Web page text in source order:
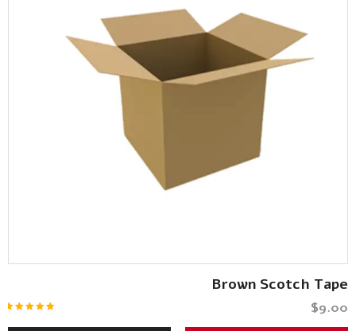
Brown Scotch Tape
5.00من 5
$9.00